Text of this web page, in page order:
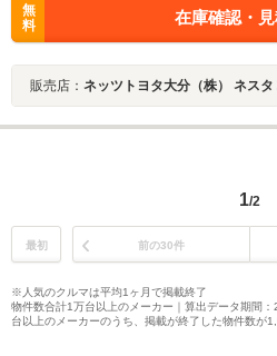
無
料
在庫確認・
販売店： ネッツトヨタ大分（株） ネス
1/2
最初 前の30件
※人気のクルマは平均1ヶ月で掲載終了
物件数合計1万台以上のメーカー｜算出データ期間
台以上のメーカーのうち、掲載が終了した物件数が